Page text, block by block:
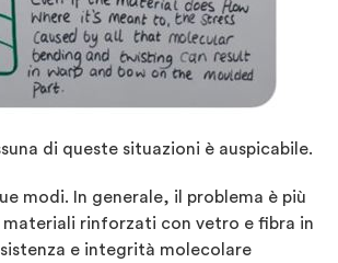
di queste situazioni è auspicabile.
modi. In generale, il problema è più
rinforzati con vetro e fibra in
e integrità molecolare